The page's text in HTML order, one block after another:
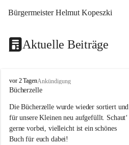
Bürgermeister Helmut Kopeszki
Aktuelle Beiträge
T
o
a
j
vor 2 TagenAnkündigung
Bücherzelle
Die Bücherzelle wurde wieder sortiert und
für unsere Kleinen neu aufgefüllt. Schaut‘
gerne vorbei, vielleicht ist ein schönes
Buch für euch dabei!